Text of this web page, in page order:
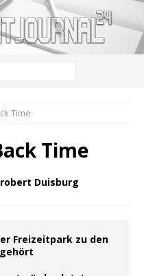
Time
Time
Duisburg
Freizeitpark zu den